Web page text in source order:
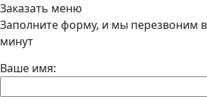
Заказать меню
Заполните форму, и мы перезвоним
минут
Ваше имя: